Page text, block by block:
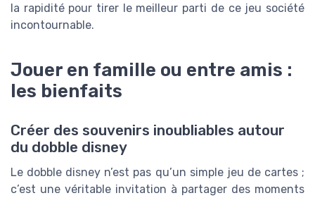
la rapidité pour tirer le meilleur parti de ce jeu société
incontournable.
Jouer en famille ou entre amis :
les bienfaits
Créer des souvenirs inoubliables autour
du dobble disney
Le dobble disney n’est pas qu’un simple jeu de cartes ;
c’est une véritable invitation à partager des moments